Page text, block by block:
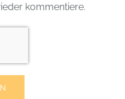
kommentiere.